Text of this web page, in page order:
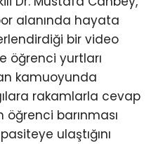
alanında hayata
bir video
öğrenci yurtları
kamuoyunda
rakamlarla cevap
öğrenci barınması
ulaştığını